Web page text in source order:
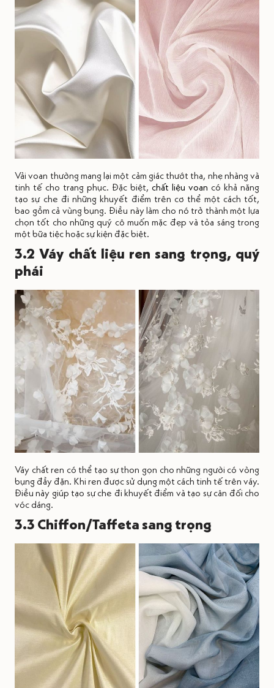
Vải voan thường mang lại một cảm giác thướt tha, nhẹ nhàng và
tinh tế cho trang phục. Đặc biệt, chất liệu voan có khả năng
tạo sự che đi những khuyết điểm trên cơ thể một cách tốt,
bao gồm cả vùng bụng. Điều này làm cho nó trở thành một lựa
chọn tốt cho những quý cô muốn mặc đẹp và tỏa sáng trong
một bữa tiệc hoặc sự kiện đặc biệt.
3.2 Váy chất liệu ren sang trọng, quý
phái
Váy chất ren có thể tạo sự thon gọn cho những người có vòng
bụng đầy đặn. Khi ren được sử dụng một cách tinh tế trên váy.
Điều này giúp tạo sự che đi khuyết điểm và tạo sự cân đối cho
vóc dáng.
3.3 Chiffon/Taffeta sang trọng